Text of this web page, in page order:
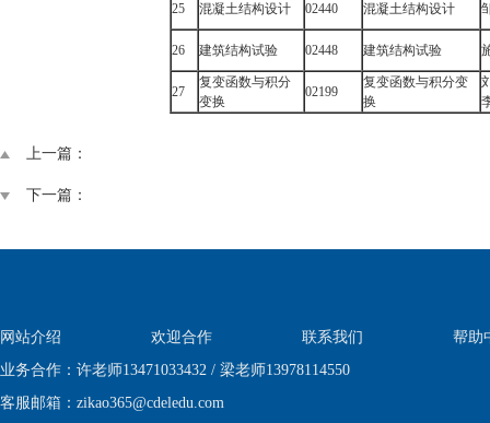
25 混凝土结构设计 02440 混凝土结构设计
26 建筑结构试验 02448 建筑结构试验
27
复变函数与积分
变换
02199
复变函数与积分变
换
上一篇：
下一篇：
网站介绍 欢迎合作 联系我们
帮助
业务合作：许老师13471033432 / 梁老师13978114550
客服邮箱： zikao365@cdeledu.com